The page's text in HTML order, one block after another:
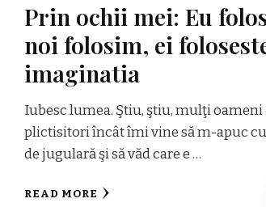
Prin ochii mei: Eu
noi folosim, ei
imaginatia
Iubesc lumea. Ştiu, ştiu, mulţi oameni
plictisitori încât îmi vine să m-apuc
de jugulară şi să văd care e …
READ MORE